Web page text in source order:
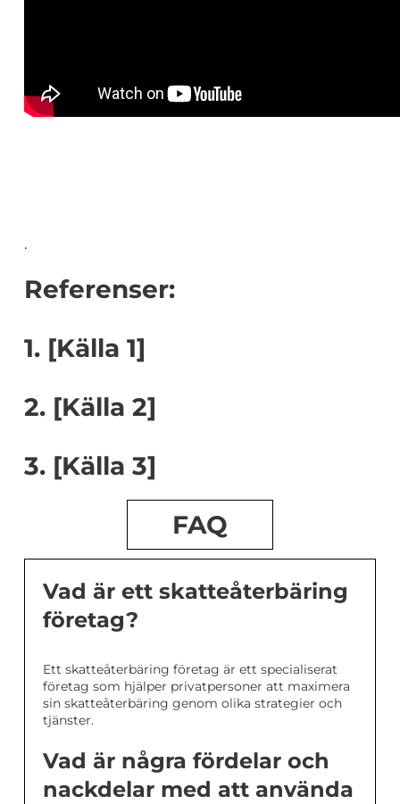
.
Referenser:
1. [Källa 1]
2. [Källa 2]
3. [Källa 3]
FAQ
Vad är ett skatteåterbäring
företag?
Ett skatteåterbäring företag är ett specialiserat
företag som hjälper privatpersoner att maximera
sin skatteåterbäring genom olika strategier och
tjänster.
Vad är några fördelar och
nackdelar med att använda